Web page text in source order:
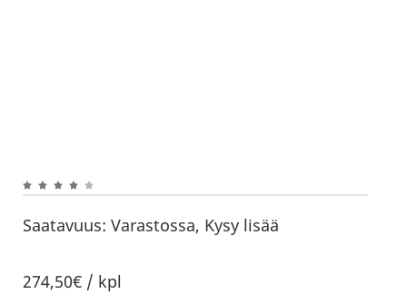
Saatavuus: Varastossa, Kysy lisää
274,50€ / kpl